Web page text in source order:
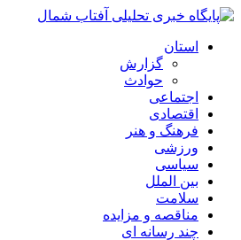
استان
گزارش
حوادث
اجتماعی
اقتصادی
فرهنگ و هنر
ورزشی
سیاسی
بین الملل
سلامت
مناقصه و مزایده
چند رسانه ای